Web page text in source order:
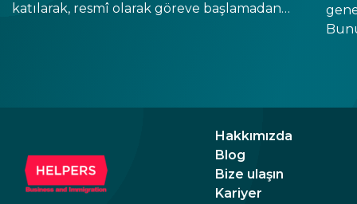
katılarak, resmî olarak göreve başlamadan
alanında önemli gelişmeler vaat etti.
Hakkımızda
Blog
Bize ulaşın
Kariyer